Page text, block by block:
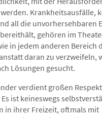
Krankheitsausfälle,
all die unvorhersehbaren
gehören im
in jedem anderen Bereich
daran zu verzweifeln,
Lösungen gesucht.
verdient großen
ist keineswegs
in ihrer Freizeit, oftmals mit